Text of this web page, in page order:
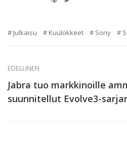
Julkaisu Kuulokkeet Sony
EDELLINEN
Jabra tuo markkinoille
suunnitellut Evolve3-